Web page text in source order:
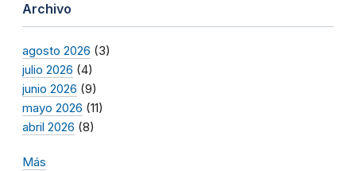
Archivo
agosto 2026 (3)
julio 2026 (4)
junio 2026 (9)
mayo 2026 (11)
abril 2026 (8)
Más